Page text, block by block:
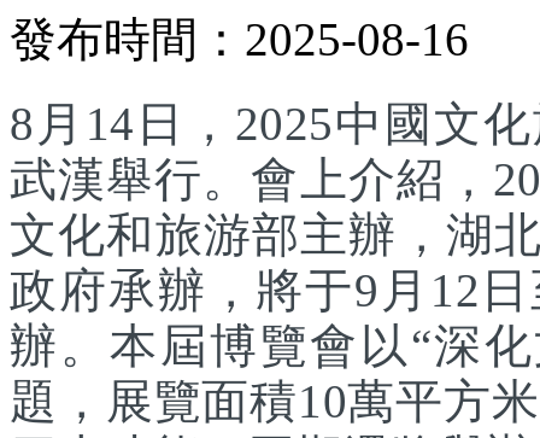
發布時間：2025-08-16
8月14日，2025中國文
武漢舉行。會上介紹，
文化和旅游部主辦，湖
政府承辦，將于9月12
辦。本屆博覽會以“深
題，展覽面積10萬平方